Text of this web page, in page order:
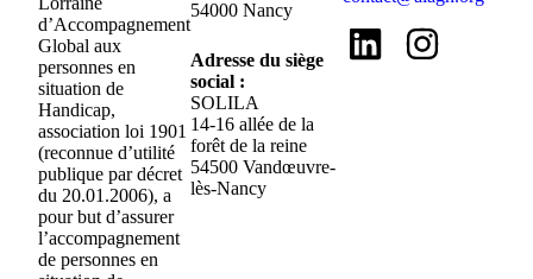
d’Accompagnement
Global aux
personnes en
situation de
Handicap,
association loi 1901
(reconnue d’utilité
publique par décret
du 20.01.2006), a
pour but d’assurer
l’accompagnement
de personnes en
54000 Nancy
Adresse du siège
social :
SOLILA
14-16 allée de la
forêt de la reine
54500 Vandœuvre-
lès-Nancy